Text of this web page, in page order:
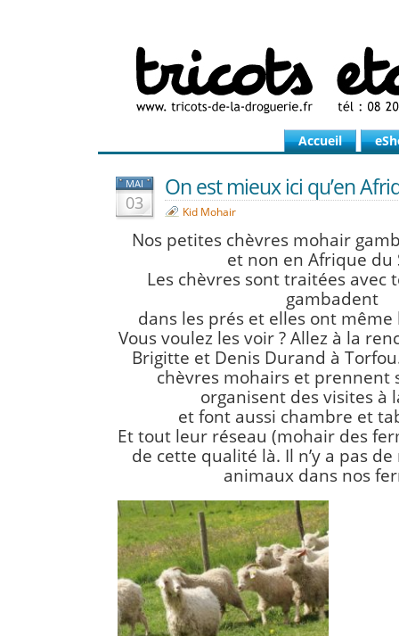
Accueil
MAI
03
On est mieux ici qu’en
Kid Mohair
Nos petites chèvres mohair
et non en Afrique du
Les chèvres sont traitées avec
gambadent
dans les prés et elles ont
Vous voulez les voir ? Allez à la
Brigitte et Denis Durand à
chèvres mohairs et prennent
organisent des visites à
et font aussi chambre et
Et tout leur réseau (mohair des
de cette qualité là. Il n’y a pas
animaux dans nos